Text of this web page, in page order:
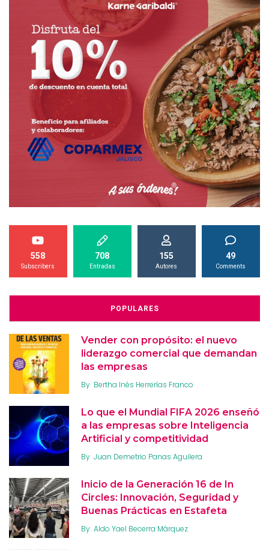
558
Subscribers
708
Entradas
155
Autores
49
Comments
POPULARES
Vender con propósito: el nuevo
liderazgo comercial que demandan
las empresas
By Bertha Inés Herrerías Franco
Lo que el Mundial FIFA 2026 enseñó
a las empresas sobre Inteligencia
Artificial y competitividad
By Juan Demetrio Panas Aguilera
Inicio de la Generación 16 de In
Circles: Innovación, Seguridad y
Buenas Prácticas en Estafeta
By Aldo Yael Becerra Márquez